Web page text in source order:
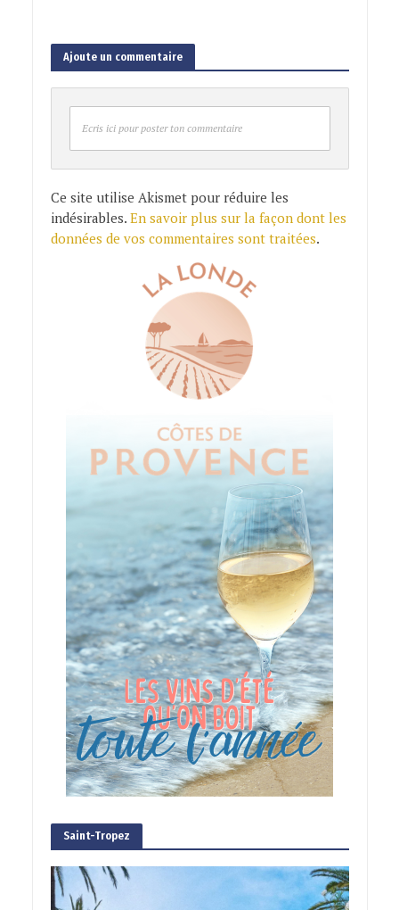
Ajoute un commentaire
Ecris ici pour poster ton commentaire
Ce site utilise Akismet pour réduire les
indésirables. En savoir plus sur la façon dont les
données de vos commentaires sont traitées.
Saint-Tropez